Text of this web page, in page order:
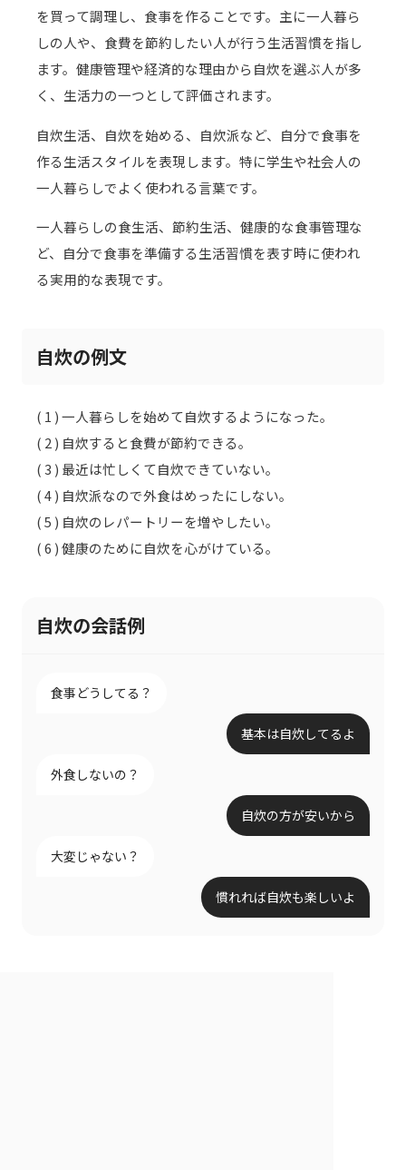
を買って調理し、食事を作ることです。主に一人暮ら
しの人や、食費を節約したい人が行う生活習慣を指し
ます。健康管理や経済的な理由から自炊を選ぶ人が多
く、生活力の一つとして評価されます。
自炊生活、自炊を始める、自炊派など、自分で食事を
作る生活スタイルを表現します。特に学生や社会人の
一人暮らしでよく使われる言葉です。
一人暮らしの食生活、節約生活、健康的な食事管理な
ど、自分で食事を準備する生活習慣を表す時に使われ
る実用的な表現です。
自炊の例文
( 1 ) 一人暮らしを始めて自炊するようになった。
( 2 ) 自炊すると食費が節約できる。
( 3 ) 最近は忙しくて自炊できていない。
( 4 ) 自炊派なので外食はめったにしない。
( 5 ) 自炊のレパートリーを増やしたい。
( 6 ) 健康のために自炊を心がけている。
自炊の会話例
食事どうしてる？
基本は自炊してるよ
外食しないの？
自炊の方が安いから
大変じゃない？
慣れれば自炊も楽しいよ